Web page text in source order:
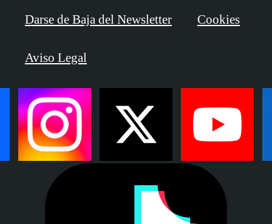
Darse de Baja del Newsletter Cookies
Aviso Legal